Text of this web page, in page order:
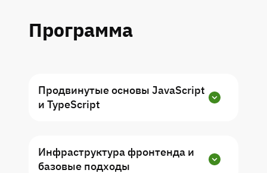
Программа
Продвинутые основы JavaScript
и TypeScript
JS: объектно-ориентированное
программирование и функциональные
Инфраструктура фронтенда и
базовые подходы